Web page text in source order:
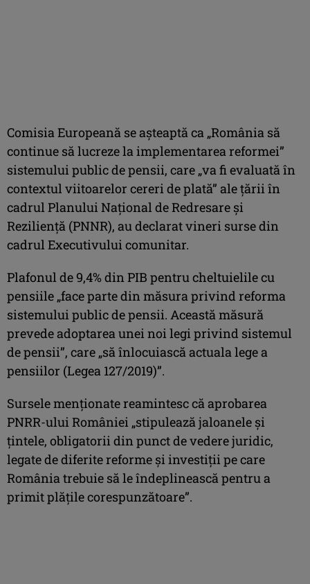
Comisia Europeană se aşteaptă ca „România să
continue să lucreze la implementarea reformei”
sistemului public de pensii, care „va fi evaluată în
contextul viitoarelor cereri de plată” ale ţării în
cadrul Planului Naţional de Redresare şi
Rezilienţă (PNNR), au declarat vineri surse din
cadrul Executivului comunitar.
Plafonul de 9,4% din PIB pentru cheltuielile cu
pensiile „face parte din măsura privind reforma
sistemului public de pensii. Această măsură
prevede adoptarea unei noi legi privind sistemul
de pensii”, care „să înlocuiască actuala lege a
pensiilor (Legea 127/2019)”.
Sursele menţionate reamintesc că aprobarea
PNRR-ului României „stipulează jaloanele şi
ţintele, obligatorii din punct de vedere juridic,
legate de diferite reforme şi investiţii pe care
România trebuie să le îndeplinească pentru a
primit plăţile corespunzătoare”.